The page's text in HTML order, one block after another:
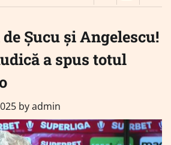
Șucu și Angelescu!
a spus totul
byadmin